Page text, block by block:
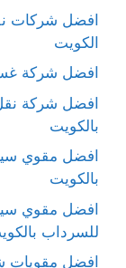
افضل شركات
الكويت
افضل شركة
افضل شركة
بالكويت
افضل مقوي
بالكويت
افضل مقوي
للسرداب
افضل